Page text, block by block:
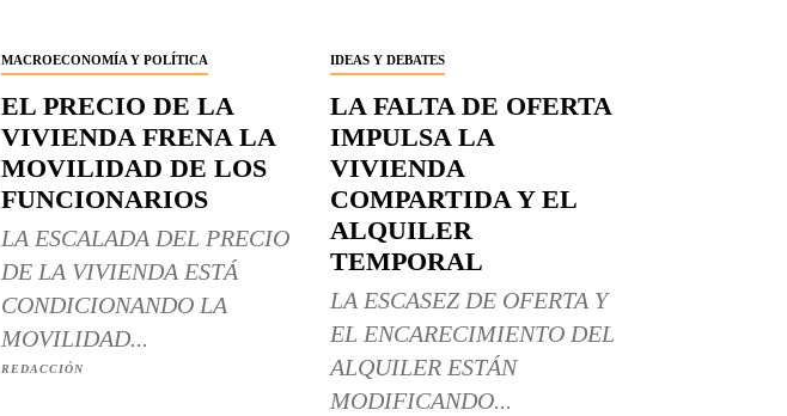
MACROECONOMÍA Y POLÍTICA
EL PRECIO DE LA
VIVIENDA FRENA LA
MOVILIDAD DE LOS
FUNCIONARIOS
LA ESCALADA DEL PRECIO
DE LA VIVIENDA ESTÁ
CONDICIONANDO LA
MOVILIDAD...
REDACCIÓN
IDEAS Y DEBATES
LA FALTA DE OFERTA
IMPULSA LA
VIVIENDA
COMPARTIDA Y EL
ALQUILER
TEMPORAL
LA ESCASEZ DE OFERTA Y
EL ENCARECIMIENTO DEL
ALQUILER ESTÁN
MODIFICANDO...